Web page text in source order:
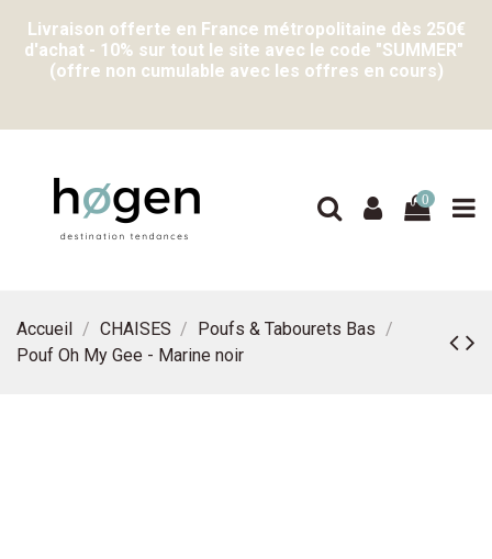
Livraison offerte en France métropolitaine dès 250€
d'achat - 10% sur tout le site avec le code "SUMMER"
(offre non cumulable avec les offres en cours)
0
Accueil CHAISES
Poufs & Tabourets Bas
Pouf Oh My Gee - Marine noir